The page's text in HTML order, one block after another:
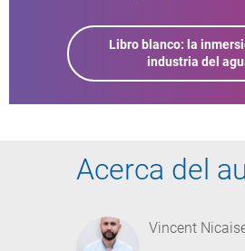
Libro blanco: la
industria del
Acerca del
Vincent